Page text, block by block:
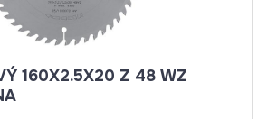
160X2.5X20 Z 48 WZ